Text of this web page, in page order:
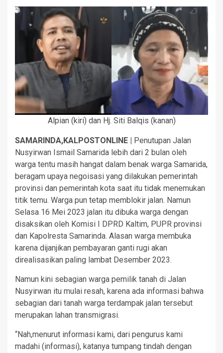
Alpian (kiri) dan Hj. Siti Balqis (kanan)
SAMARINDA,KALPOSTONLINE |
Penutupan Jalan
Nusyirwan Ismail Samarida lebih dari 2 bulan oleh
warga tentu masih hangat dalam benak warga Samarida,
beragam upaya negoisasi yang dilakukan pemerintah
provinsi dan pemerintah kota saat itu tidak menemukan
titik temu. Warga pun tetap memblokir jalan. Namun
Selasa 16 Mei 2023 jalan itu dibuka warga dengan
disaksikan oleh Komisi I DPRD Kaltim, PUPR provinsi
dan Kapolresta Samarinda. Alasan warga membuka
karena dijanjikan pembayaran ganti rugi akan
direalisasikan paling lambat Desember 2023.
Namun kini sebagian warga pemilik tanah di Jalan
Nusyirwan itu mulai resah, karena ada informasi bahwa
sebagian dari tanah warga terdampak jalan tersebut
merupakan lahan transmigrasi.
“Nah,menurut informasi kami, dari pengurus kami
madahi (informasi), katanya tumpang tindah dengan